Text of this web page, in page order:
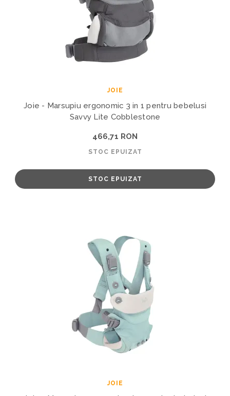
JOIE
Joie - Marsupiu ergonomic 3 in 1 pentru bebelusi
Savvy Lite Cobblestone
466,71 RON
STOC EPUIZAT
STOC EPUIZAT
JOIE